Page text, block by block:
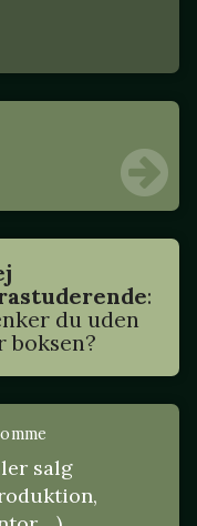
:
du uden
boksen?
salg